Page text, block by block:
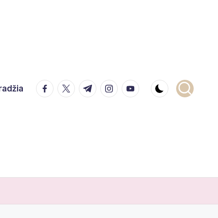
facebook.com
twitter.com
t.me instagram.com
youtube.com